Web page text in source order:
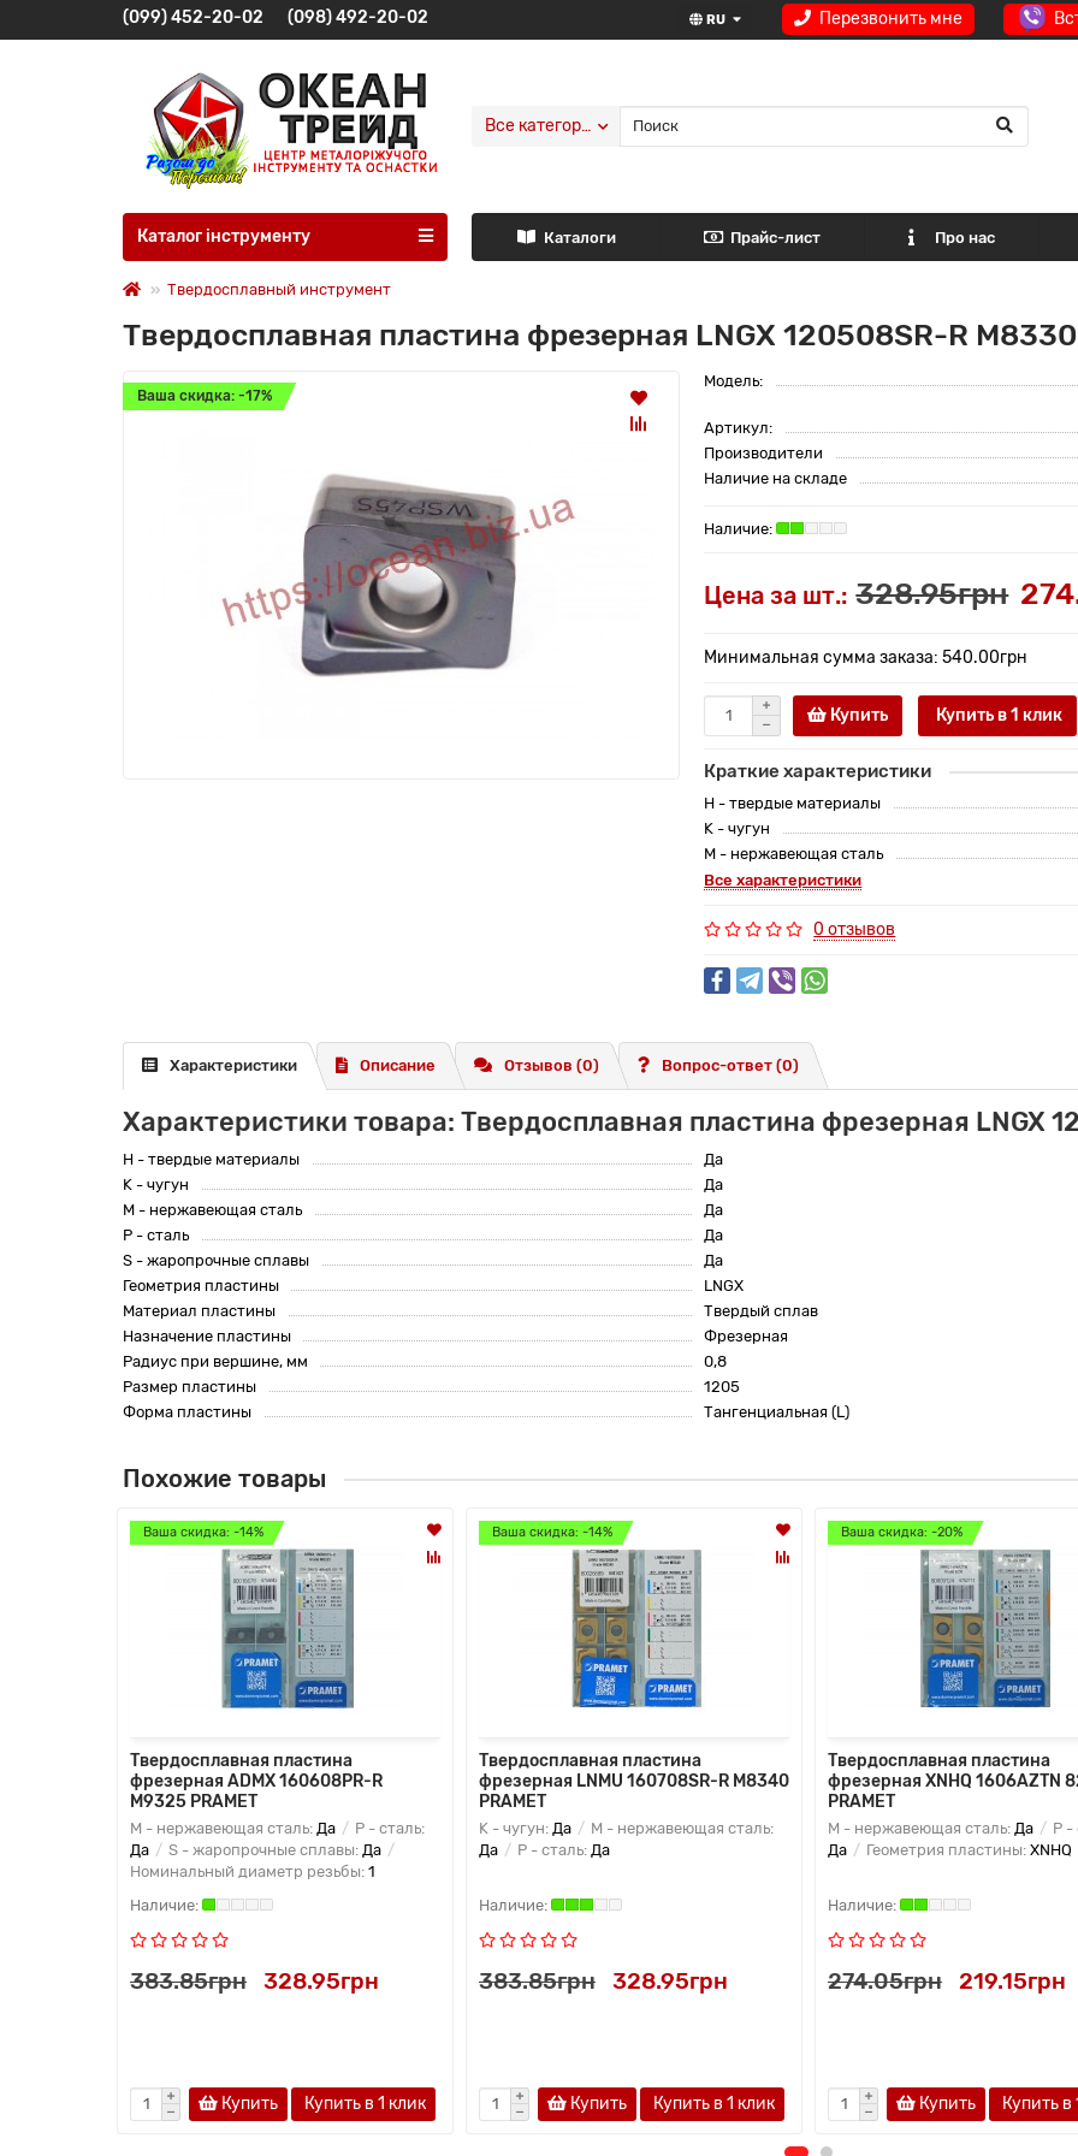
Перезвонить мне
RU
(099) 452-20-02 (098) 492-20-02
Все категории
Каталог інструменту Каталоги Прайс-лист Про нас
Твердосплавный инструмент
Твердосплавная пластина фрезерная LNGX 120508SR-R M8330
Ваша скидка: -17%
Модель:
Артикул:
Производители
Наличие на складе
Цена за шт.: 328.95грн
Минимальная сумма заказа: 540.00грн
Купить Купить в 1 клик
Краткие характеристики
H - твердые материалы
K - чугун
M - нержавеющая сталь
Все характеристики
0 отзывов
Характеристики Описание Отзывов (0) Вопрос-ответ (0)
Характеристики товара: Твердосплавная пластина фрезерная LNGX
H - твердые материалы
Да
K - чугун
Да
M - нержавеющая сталь
Да
P - сталь
Да
S - жаропрочные сплавы
Да
Геометрия пластины
LNGX
Материал пластины
Твердый сплав
Назначение пластины
Фрезерная
Радиус при вершине, мм
0,8
Размер пластины
1205
Форма пластины
Тангенциальная (L)
Похожие товары
Ваша скидка: -14%
Твердосплавная пластина
фрезерная ADMX 160608PR-R
M9325 PRAMET
M - нержавеющая сталь: Да
P - сталь:
Да
S - жаропрочные сплавы: Да
Номинальный диаметр резьбы: 1
383.85грн 328.95грн
Купить Купить в 1 клик
Ваша скидка: -14%
Твердосплавная пластина
фрезерная LNMU 160708SR-R M8340
PRAMET
K - чугун: Да
M - нержавеющая сталь:
Да
P - сталь: Да
383.85грн 328.95грн
Купить Купить в 1 клик
Ваша скидка: -20%
Твердосплавная пластина
фрезерная XNHQ 1606AZTN
PRAMET
M - нержавеющая сталь: Да
P -
Да
Геометрия пластины: XNHQ
274.05грн 219.15грн
Купить Купить в